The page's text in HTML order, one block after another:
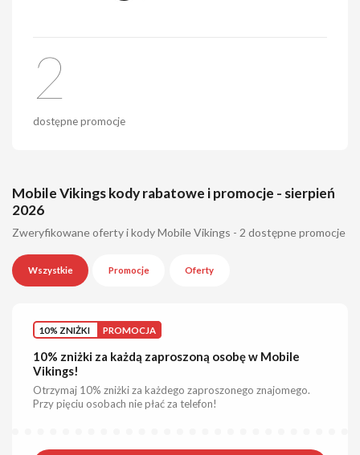
2
dostępne promocje
Mobile Vikings kody rabatowe i promocje - sierpień
2026
Zweryfikowane oferty i kody Mobile Vikings - 2 dostępne promocje
Wszystkie Promocje Oferty
10% ZNIŻKI PROMOCJA
10% zniżki za każdą zaproszoną osobę w Mobile
Vikings!
Otrzymaj 10% zniżki za każdego zaproszonego znajomego.
Przy pięciu osobach nie płać za telefon!